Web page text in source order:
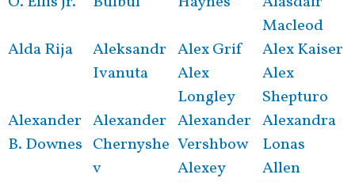
Macleod
Alda Rija
Aleksandr
Ivanuta
Alex Grif
Alex Kaiser
Alex
Longley
Alex
Shepturo
Alexander
B. Downes
Alexander
Chernyshe
v
Alexander
Vershbow
Alexandra
Lonas
Alexey
Allen